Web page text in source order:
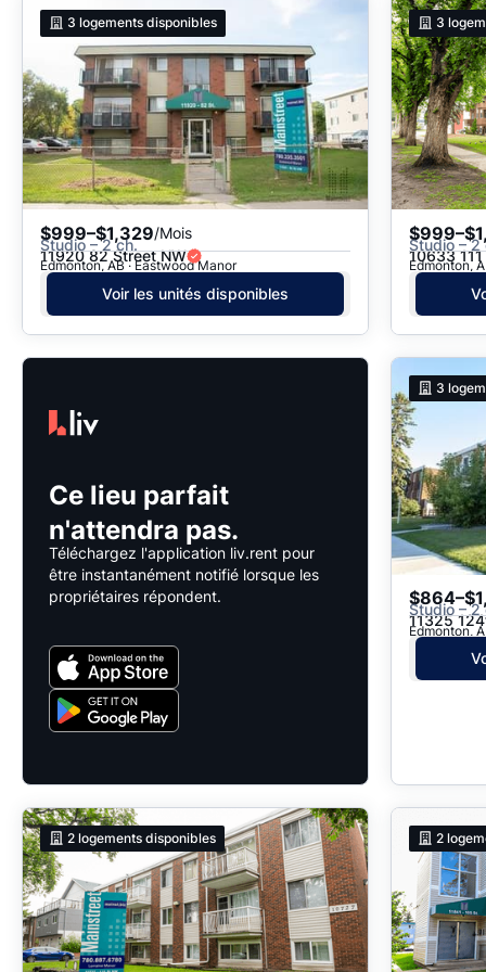
3 logements disponibles
$999–$1,329/Mois
Studio – 2 ch.
11920 82 Street NW
Edmonton, AB · Eastwood Manor
Voir les unités disponibles
3
Studio – 2
10633
Edmonton,
Ce lieu parfait
n'attendra pas.
Téléchargez l'application liv.rent pour
être instantanément notifié lorsque les
propriétaires répondent.
3
Studio – 2
11325
Edmonton,
2 logements disponibles 2